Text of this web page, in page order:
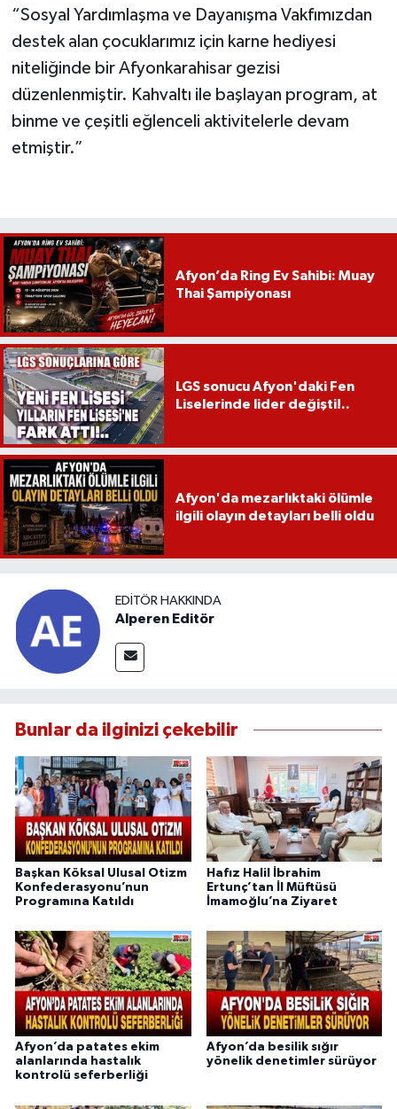
“Sosyal Yardımlaşma ve Dayanışma Vakfımızdan
destek alan çocuklarımız için karne hediyesi
niteliğinde bir Afyonkarahisar gezisi
düzenlenmiştir. Kahvaltı ile başlayan program, at
binme ve çeşitli eğlenceli aktivitelerle devam
etmiştir.”
Afyon’da Ring Ev Sahibi: Muay
Thai Şampiyonası
LGS sonucu Afyon'daki Fen
Liselerinde lider değişti!..
Afyon'da mezarlıktaki ölümle
ilgili olayın detayları belli oldu
EDITÖR HAKKINDA
Alperen Editör
Bunlar da ilginizi çekebilir
Başkan Köksal Ulusal Otizm
Konfederasyonu’nun
Programına Katıldı
Hafız Halil İbrahim
Ertunç’tan İl Müftüsü
İmamoğlu’na Ziyaret
Afyon’da patates ekim
alanlarında hastalık
kontrolü seferberliği
Afyon’da besilik sığır
yönelik denetimler sürüyor